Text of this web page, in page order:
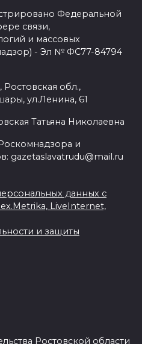
Федеральной
связи,
и массовых
- Эл № ФС77-84794
обл.,
ул.Ленина, 61
Татьяна Николаевна
и
gazetaslavatrudu@mail.ru
данных с
LiveInternet,
и защиты
Ростовской области